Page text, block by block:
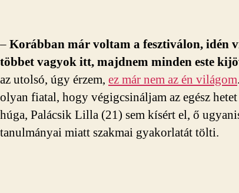
–Korábban már voltam a fesztiválon, idén
többet vagyok itt, majdnem minden este
az utolsó, úgy érzem, ez már nem az én világom
olyan fiatal, hogy végigcsináljam az egész
húga, Palácsik Lilla (21) sem kísért el, ő
tanulmányai miatt szakmai gyakorlatát tölti.